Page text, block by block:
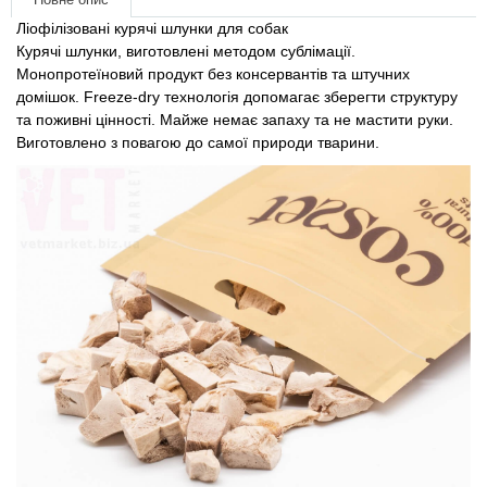
Ліофілізовані курячі шлунки для собак
Курячі шлунки, виготовлені методом сублімації.
Монопротеїновий продукт без консервантів та штучних
домішок. Freeze-dry технологія допомагає зберегти структуру
та поживні цінності. Майже немає запаху та не мастити руки.
Виготовлено з повагою до самої природи тварини.
Товари для голубів
Товари для гризунів
Товари для коней
Хозряд - господарчі товари оптом
Популярні зоотоварі
Архів / Знято з виробництва